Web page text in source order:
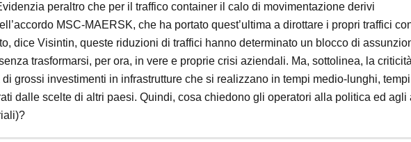
peraltro che per il traffico container il calo di movimentazione derivi
MSC-MAERSK, che ha portato quest’ultima a dirottare i propri traffici
dice Visintin, queste riduzioni di traffici hanno determinato un blocco di
trasformarsi, per ora, in vere e proprie crisi aziendali. Ma, sottolinea, la
grossi investimenti in infrastrutture che si realizzano in tempi medio-lunghi,
dalle scelte di altri paesi. Quindi, cosa chiedono gli operatori alla politica ed agli